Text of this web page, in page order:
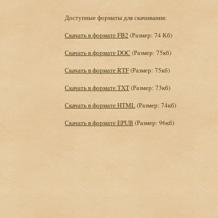
Доступные форматы для скачивания:
Скачать в формате FB2 (Размер: 74 Кб)
Скачать в формате DOC (Размер: 75кб)
Скачать в формате RTF(Размер: 75кб)
Скачать в формате TXT(Размер: 73кб)
Скачать в формате HTML(Размер: 74кб)
Скачать в формате EPUB (Размер: 96кб)